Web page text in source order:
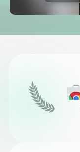
اویٹار ویڈیو
دیگر اوزار